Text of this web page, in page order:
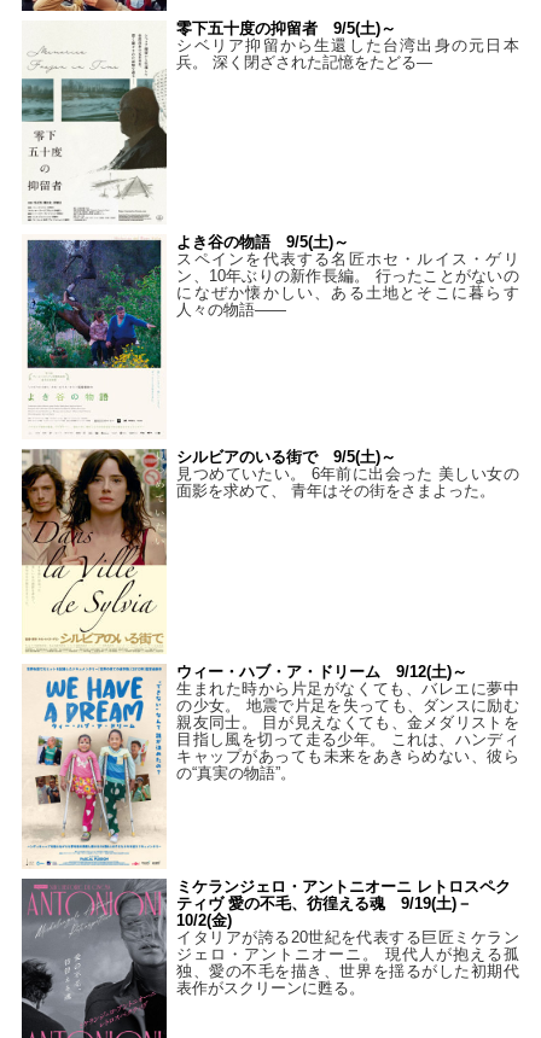
零下五十度の抑留者 9/5(土)～
シベリア抑留から生還した台湾出身の元日本
兵。 深く閉ざされた記憶をたどる—
よき谷の物語 9/5(土)～
スペインを代表する名匠ホセ・ルイス・ゲリ
ン、10年ぶりの新作長編。 行ったことがないの
になぜか懐かしい、ある土地とそこに暮らす
人々の物語――
シルビアのいる街で 9/5(土)～
見つめていたい。 6年前に出会った 美しい女の
面影を求めて、 青年はその街をさまよった。
ウィー・ハブ・ア・ドリーム 9/12(土)～
生まれた時から片足がなくても、バレエに夢中
の少女。 地震で片足を失っても、ダンスに励む
親友同士。 目が見えなくても、金メダリストを
目指し風を切って走る少年。 これは、ハンディ
キャップがあっても未来をあきらめない、彼ら
の“真実の物語”。
ミケランジェロ・アントニオーニ レトロスペク
ティヴ 愛の不毛、彷徨える魂 9/19(土)－
10/2(金)
イタリアが誇る20世紀を代表する巨匠ミケラン
ジェロ・アントニオーニ。 現代人が抱える孤
独、愛の不毛を描き、世界を揺るがした初期代
表作がスクリーンに甦る。